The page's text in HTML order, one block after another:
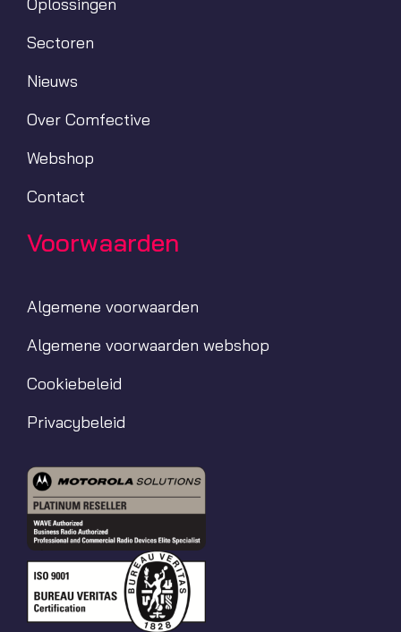
Sectoren
Nieuws
Over Comfective
Webshop
Contact
Voorwaarden
Algemene voorwaarden
Algemene voorwaarden webshop
Cookiebeleid
Privacybeleid